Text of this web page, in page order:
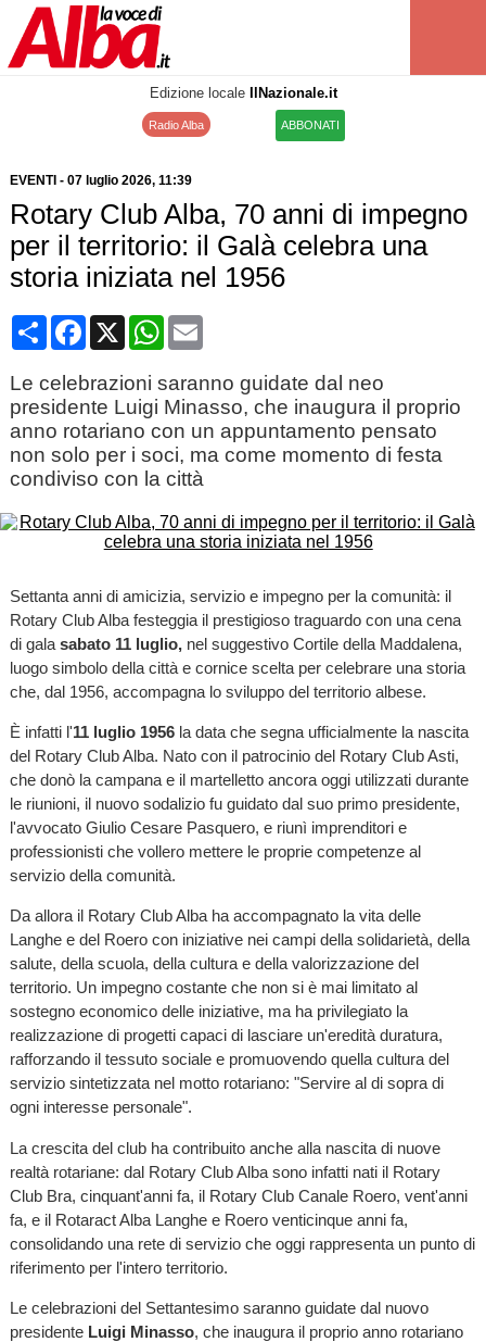
Edizione locale IlNazionale.it
Radio Alba ABBONATI
EVENTI - 07 luglio 2026, 11:39
Rotary Club Alba, 70 anni di impegno
per il territorio: il Galà celebra una
storia iniziata nel 1956
CondividiFacebook
X WhatsApp
Email
Le celebrazioni saranno guidate dal neo
presidente Luigi Minasso, che inaugura il proprio
anno rotariano con un appuntamento pensato
non solo per i soci, ma come momento di festa
condiviso con la città
Settanta anni di amicizia, servizio e impegno per la comunità: il
Rotary Club Alba festeggia il prestigioso traguardo con una cena
di gala sabato 11 luglio, nel suggestivo Cortile della Maddalena,
luogo simbolo della città e cornice scelta per celebrare una storia
che, dal 1956, accompagna lo sviluppo del territorio albese.
È infatti l'11 luglio 1956 la data che segna ufficialmente la nascita
del Rotary Club Alba. Nato con il patrocinio del Rotary Club Asti,
che donò la campana e il martelletto ancora oggi utilizzati durante
le riunioni, il nuovo sodalizio fu guidato dal suo primo presidente,
l'avvocato Giulio Cesare Pasquero, e riunì imprenditori e
professionisti che vollero mettere le proprie competenze al
servizio della comunità.
Da allora il Rotary Club Alba ha accompagnato la vita delle
Langhe e del Roero con iniziative nei campi della solidarietà, della
salute, della scuola, della cultura e della valorizzazione del
territorio. Un impegno costante che non si è mai limitato al
sostegno economico delle iniziative, ma ha privilegiato la
realizzazione di progetti capaci di lasciare un'eredità duratura,
rafforzando il tessuto sociale e promuovendo quella cultura del
servizio sintetizzata nel motto rotariano: "Servire al di sopra di
ogni interesse personale".
La crescita del club ha contribuito anche alla nascita di nuove
realtà rotariane: dal Rotary Club Alba sono infatti nati il Rotary
Club Bra, cinquant'anni fa, il Rotary Club Canale Roero, vent'anni
fa, e il Rotaract Alba Langhe e Roero venticinque anni fa,
consolidando una rete di servizio che oggi rappresenta un punto di
riferimento per l'intero territorio.
Le celebrazioni del Settantesimo saranno guidate dal nuovo
presidente Luigi Minasso, che inaugura il proprio anno rotariano